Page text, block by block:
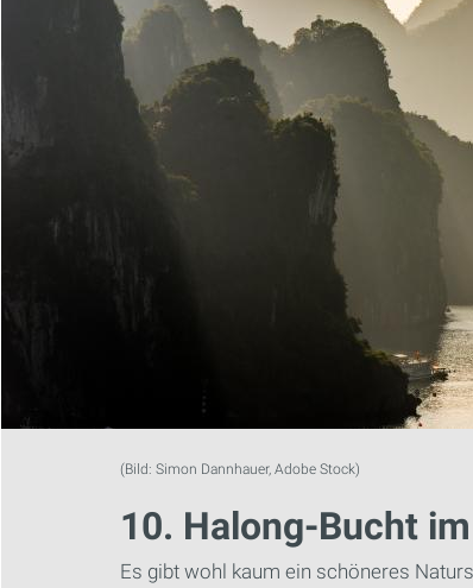
(Bild: Simon Dannhauer, Adobe Stock)
10. Halong-Bucht
Es gibt wohl kaum ein schöneres